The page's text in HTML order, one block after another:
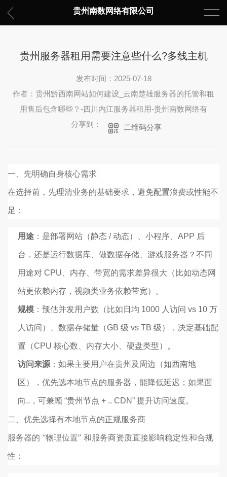
贵州南数网络有限公司
贵州服务器租用需要注意些什么?多线主机
发布时间：2025-07-18
作者：贵州黔西南网站如何建设_云南楚雄服务器的托管和租
用售后包含哪些？-四川内江服务器租用-贵州南数网络有
分享到：
二维码分享
一、先明确自身核心需求
在选择前，先理清业务的基础要求，避免配置浪费或性能不
足：
用途 ：是部署网站（静态 / 动态）、小程序、APP 后
台，还是运行数据库、做数据存储、游戏服务器？不同
用途对 CPU、内存、带宽的需求差异很大（比如动态网
站更依赖内存，视频类业务依赖带宽）。
规模 ：预估并发用户数（比如日均 1000 人访问 vs 10 万
人访问）、数据存储量（GB 级 vs TB 级），决定基础配
置（CPU 核心数、内存大小、硬盘类型）。
访问来源 ：如果主要用户在贵州及周边（如西南地
区），优先选本地节点的服务器，能降低延迟；如果面
向..，可兼顾 “贵州节点 + .. CDN” 提升访问速度。
二、优先选择有本地节点的正规服务商
服务器的 “物理位置” 和服务商资质直接影响稳定性和合规
性：